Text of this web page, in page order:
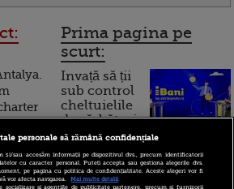
Prima pagina pe
scurt:
Invață să ții
sub control
cheltuielile
de sărbători.
Cum
funcționează cardul de
cumpărături
personale să rămână confidențiale
și/sau accesăm informații pe dispozitivul dvs., precum identificatorii
cu caracter personal. Puteți accepta sau gestiona alegerile dvs.
pe pagina cu politica de confidențialitate. Aceste alegeri vor fi
vor afecta navigarea.
Mai multe detalii
socializare si agentiile de publicitate partenere, precum si furnizorii